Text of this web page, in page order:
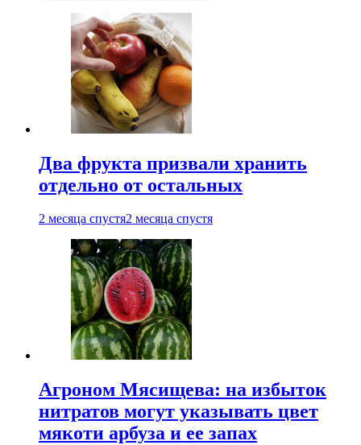
Два фрукта призвали хранить
отдельно от остальных
2 месяца спустя2 месяца спустя
Агроном Мясищева: на избыток
нитратов могут указывать цвет
мякоти арбуза и ее запах